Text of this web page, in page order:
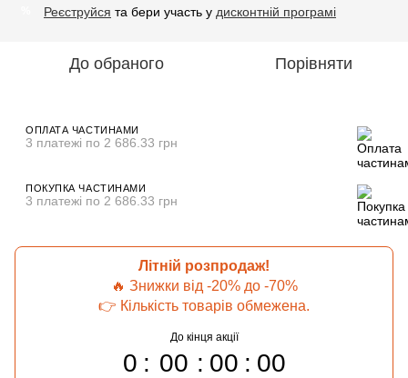
Реєструйся та бери участь у дисконтній програмі
До обраного Порівняти
ОПЛАТА ЧАСТИНАМИ
3 платежі по 2 686.33 грн
ПОКУПКА ЧАСТИНАМИ
3 платежі по 2 686.33 грн
Літній розпродаж!
🔥 Знижки від -20% до -70%
👉 Кількість товарів обмежена.
До кінця акції
0 00 00 00